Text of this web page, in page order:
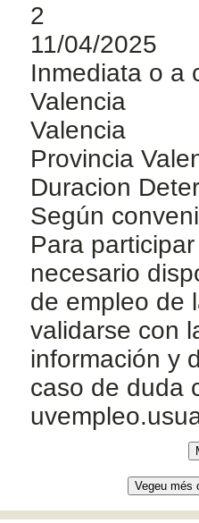
2
11/04/2025
Inmediata o a
Valencia
Valencia
Provincia
Duracion
Según
Para
necesario
de empleo de
validarse con
información y
caso de duda